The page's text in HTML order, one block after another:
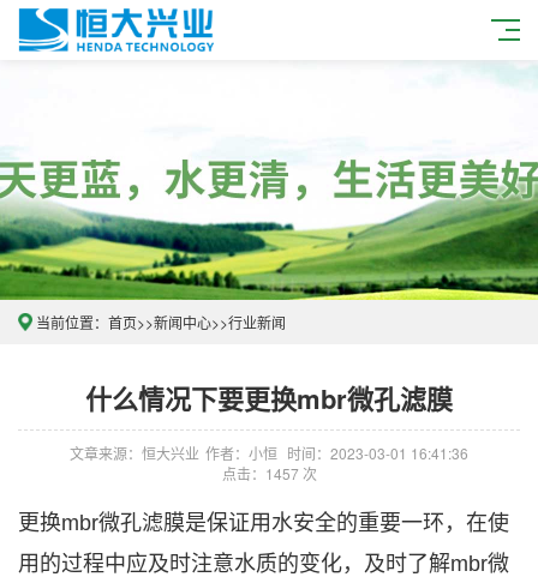
当前位置： 首页>>新闻中心>>行业新闻
什么情况下要更换mbr微孔滤膜
文章来源：恒大兴业 作者：小恒 时间：2023-03-01 16:41:36
点击：1457 次
更换mbr微孔滤膜是保证用水安全的重要一环，在使
用的过程中应及时注意水质的变化，及时了解mbr微